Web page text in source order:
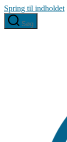
Spring til indholdet
Søg